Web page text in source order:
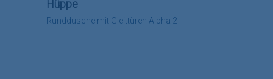
Runddusche mit Gleittüren Alpha 2
Hüppe